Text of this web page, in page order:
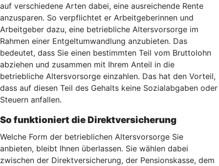
auf verschiedene Arten dabei, eine ausreichende Rente
anzusparen. So verpflichtet er Arbeitgeberinnen und
Arbeitgeber dazu, eine betriebliche Altersvorsorge im
Rahmen einer Entgeltumwandlung anzubieten. Das
bedeutet, dass Sie einen bestimmten Teil vom Bruttolohn
abziehen und zusammen mit Ihrem Anteil in die
betriebliche Altersvorsorge einzahlen. Das hat den Vorteil,
dass auf diesen Teil des Gehalts keine Sozialabgaben oder
Steuern anfallen.
So funktioniert die Direktversicherung
Welche Form der betrieblichen Altersvorsorge Sie
anbieten, bleibt Ihnen überlassen. Sie wählen dabei
zwischen der Direktversicherung, der Pensionskasse, dem